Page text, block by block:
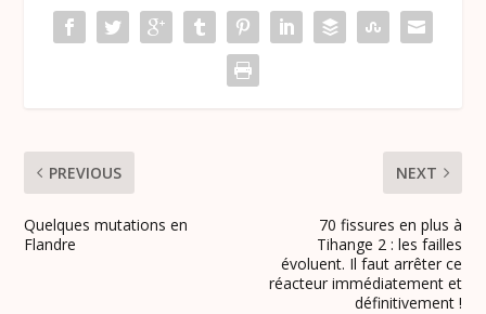
PREVIOUS
Quelques mutations en
Flandre
NEXT
70 fissures en plus à
Tihange 2 : les failles
évoluent. Il faut arrêter ce
réacteur immédiatement et
définitivement !